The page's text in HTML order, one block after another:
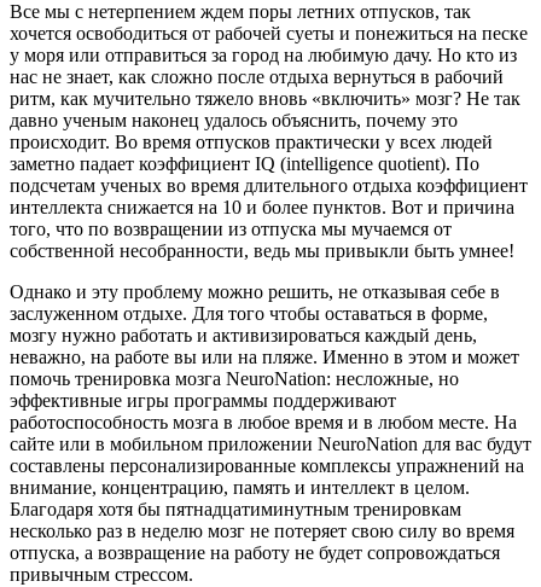
Все мы с нетерпением ждем поры летних отпусков, так
хочется освободиться от рабочей суеты и понежиться на песке
у моря или отправиться за город на любимую дачу. Но кто из
нас не знает, как сложно после отдыха вернуться в рабочий
ритм, как мучительно тяжело вновь «включить» мозг? Не так
давно ученым наконец удалось объяснить, почему это
происходит. Во время отпусков практически у всех людей
заметно падает коэффициент IQ (intelligence quotient). По
подсчетам ученых во время длительного отдыха коэффициент
интеллекта снижается на 10 и более пунктов. Вот и причина
того, что по возвращении из отпуска мы мучаемся от
собственной несобранности, ведь мы привыкли быть умнее!
Однако и эту проблему можно решить, не отказывая себе в
заслуженном отдыхе. Для того чтобы оставаться в форме,
мозгу нужно работать и активизироваться каждый день,
неважно, на работе вы или на пляже. Именно в этом и может
помочь тренировка мозга NeuroNation: несложные, но
эффективные игры программы поддерживают
работоспособность мозга в любое время и в любом месте. На
сайте или в мобильном приложении NeuroNation для вас будут
составлены персонализированные комплексы упражнений на
внимание, концентрацию, память и интеллект в целом.
Благодаря хотя бы пятнадцатиминутным тренировкам
несколько раз в неделю мозг не потеряет свою силу во время
отпуска, а возвращение на работу не будет сопровождаться
привычным стрессом.